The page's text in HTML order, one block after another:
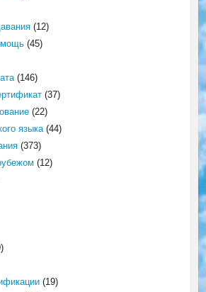
(12)
(45)
(146)
(37)
(22)
языка(44)
(373)
(12)
(19)